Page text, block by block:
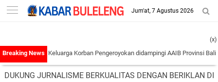
-->
Jum'at, 7 Agustus 2026
Keluarga Korban Pengeroyokan didampingi AAIB Provinsi Bali Ke Polres
(x)
DUKUNG JURNALISME BERKUALITAS DENGAN BERIKLAN DI